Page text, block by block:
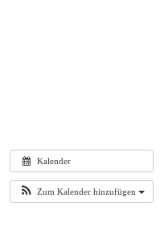
Kalender
Zum Kalender hinzufügen